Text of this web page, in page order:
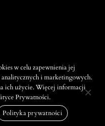
© 2026 ALL RIGHTS
RESERVED
w celu zapewnienia jej
analitycznych i marketingowych.
ich użycie. Więcej informacji
Prywatności.
Polityka prywatności